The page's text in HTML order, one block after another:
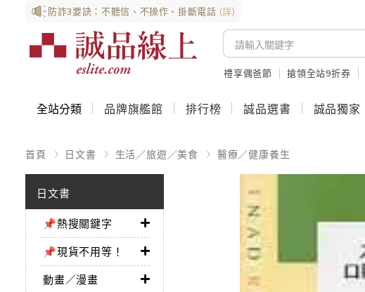
防詐3要訣：不聽信、不操作、掛斷電話 (詳)
禮享偶爸節 搶領全站9折券
全站分類 品牌旗艦館 排行榜 誠品選書 誠品獨家
首頁 日文書 生活／旅遊／美食 醫療／健康養生
日文書
📌熱搜關鍵字
📌現貨不用等！
動畫／漫畫